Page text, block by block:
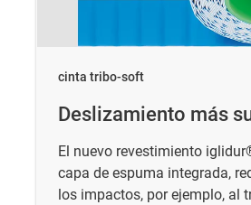
cinta tribo-soft
Deslizamiento más
El nuevo revestimiento
capa de espuma integrada,
los impactos, por ejemplo, al